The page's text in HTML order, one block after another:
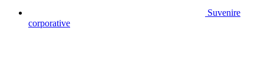
Suvenire
corporative